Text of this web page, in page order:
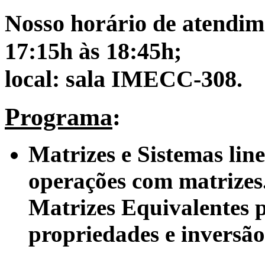
Nosso horário de
17:15h às 18:45h;
local: sala IMECC-308.
Programa:
Matrizes e Sistemas
operações com
Matrizes Equivalentes
propriedades e